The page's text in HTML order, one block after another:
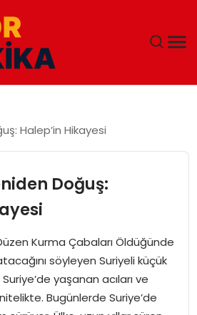
Halep’in Hikayesi
Doğuş:
Kurma Çabaları Öldüğünde
söyleyen Suriyeli küçük
yaşanan acıları ve
Bugünlerde Suriye’de